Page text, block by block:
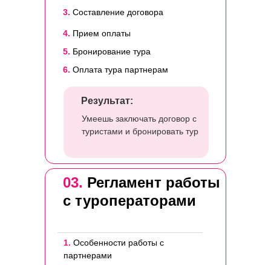
3. Составление договора
Результат:
Умеешь заключать договор с
туристами и бронировать тур
4. Прием оплаты
5. Бронирование тура
6. Оплата тура партнерам
03. Регламент работы
с туроператорами
1. Особенности работы с
партнерами